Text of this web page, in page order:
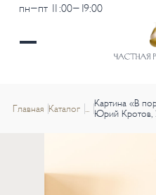
пн-пт 11:00-19:00
Главная Каталог
Картина «В
Юрий Кротов,